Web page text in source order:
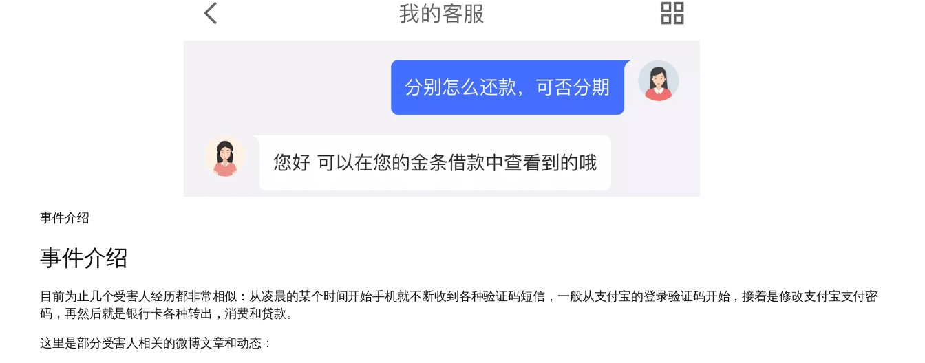
事件介绍
事件介绍
目前为止几个受害人经历都非常相似：从凌晨的某个时间开始手机就不断收到各种验证码短信，一般从支付宝的登录验证码开始，接着是修改支付宝支付密
码，再然后就是银行卡各种转出，消费和贷款。
这里是部分受害人相关的微博文章和动态：